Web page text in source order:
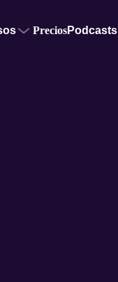
PreciosPodcasts